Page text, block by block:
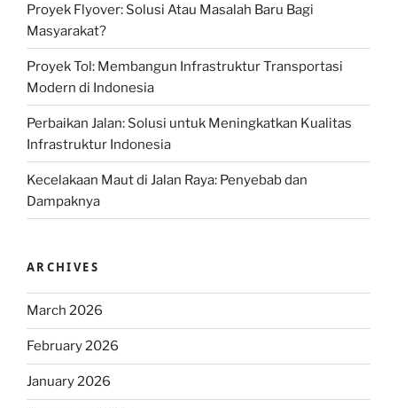
Proyek Flyover: Solusi Atau Masalah Baru Bagi
Masyarakat?
Proyek Tol: Membangun Infrastruktur Transportasi
Modern di Indonesia
Perbaikan Jalan: Solusi untuk Meningkatkan Kualitas
Infrastruktur Indonesia
Kecelakaan Maut di Jalan Raya: Penyebab dan
Dampaknya
ARCHIVES
March 2026
February 2026
January 2026